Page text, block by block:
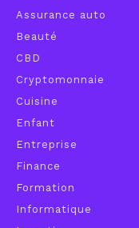
Assurance auto
Beauté
CBD
Cryptomonnaie
Cuisine
Enfant
Entreprise
Finance
Formation
Informatique